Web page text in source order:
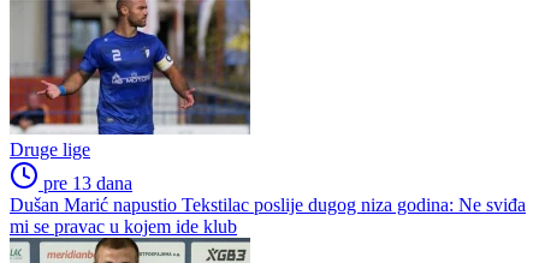
Druge lige
pre 13 dana
Dušan Marić napustio Tekstilac poslije dugog niza godina: Ne sviđa
mi se pravac u kojem ide klub